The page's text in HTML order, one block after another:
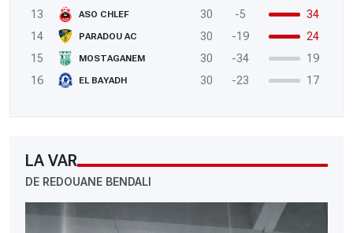
13
ASO CHLEF 30 -5
34
14
PARADOU AC 30 -19
24
15
MOSTAGANEM 30 -34
19
16
EL BAYADH 30 -23 17
LA VAR
DE REDOUANE BENDALI